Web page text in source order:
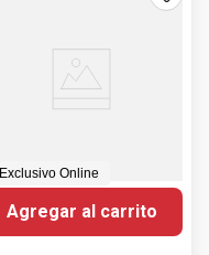
Exclusivo Online
Agregar al carrito